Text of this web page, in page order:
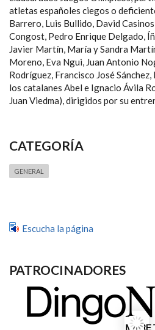
atletas españoles ciegos o
Barrero, Luis Bullido, David
Congost, Pedro Enrique Delgado,
Javier Martín, María y Sandra
Moreno, Eva Ngui, Juan Antonio
Rodríguez, Francisco José
los catalanes Abel e Ignacio Ávila
Juan Viedma), dirigidos por su
CATEGORÍA
GENERAL
Escucha la página
PATROCINADORES